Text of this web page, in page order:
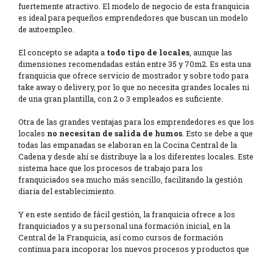
fuertemente atractivo. El modelo de negocio de esta franquicia
es ideal para pequeños emprendedores que buscan un modelo
de autoempleo.
El concepto se adapta a todo tipo de locales , aunque las
dimensiones recomendadas están entre 35 y 70m2. Es esta una
franquicia que ofrece servicio de mostrador y sobre todo para
take away o delivery, por lo que no necesita grandes locales ni
de una gran plantilla, con 2 o 3 empleados es suficiente.
Otra de las grandes ventajas para los emprendedores es que los
locales no necesitan de salida de humos . Esto se debe a que
todas las empanadas se elaboran en la Cocina Central de la
Cadena y desde ahí se distribuye la a los diferentes locales. Este
sistema hace que los procesos de trabajo para los
franquiciados sea mucho más sencillo, facilitando la gestión
diaria del establecimiento.
Y en este sentido de fácil gestión, la franquicia ofrece a los
franquiciados y a su personal una formación inicial, en la
Central de la Franquicia, así como cursos de formación
continua para incoporar los nuevos procesos y productos que